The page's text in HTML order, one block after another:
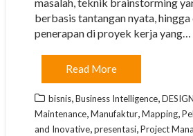
berbasis tantangan nyata,
penerapan di proyek kerja yang…
Read More
bisnis,Business Intelligence,DESIGN
Maintenance,Manufaktur,Mapping,
and Inovative,presentasi,Project